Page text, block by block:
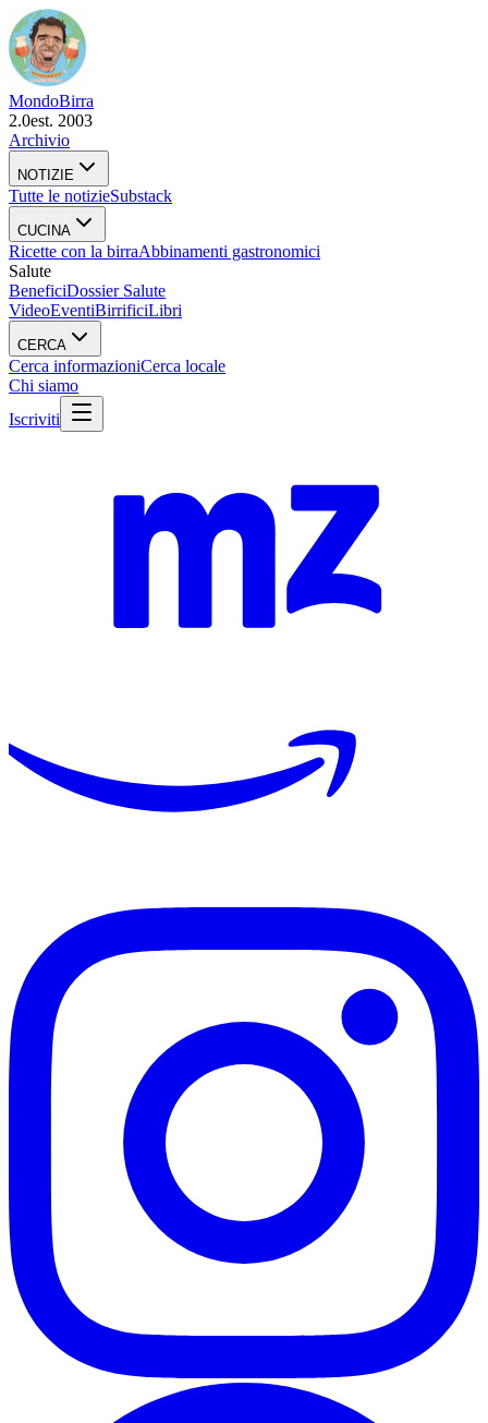
MondoBirra
2.0est. 2003
Archivio
NOTIZIE
Tutte le notizieSubstack
CUCINA
Ricette con la birraAbbinamenti gastronomici
Salute
BeneficiDossier Salute
VideoEventiBirrificiLibri
CERCA
Cerca informazioniCerca locale
Chi siamo
Iscriviti